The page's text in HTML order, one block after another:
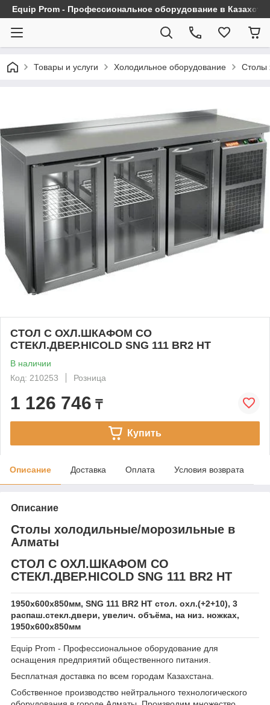
Equip Prom - Профессиональное оборудование в
Товары и услуги Холодильное оборудование Столы
СТОЛ C ОХЛ.ШКАФОМ СО
СТЕКЛ.ДВЕР.HICOLD SNG 111 BR2 HT
В наличии
Код: 210253
Розница
1 126 746 ₸
Купить
Описание Доставка Оплата Условия возврата
Описание
Столы холодильные/морозильные в
Алматы
СТОЛ C ОХЛ.ШКАФОМ СО
СТЕКЛ.ДВЕР.HICOLD SNG 111 BR2 HT
1950х600х850мм, SNG 111 BR2 HT стол. охл.(+2+10), 3
распаш.стекл.двери, увелич. объёма, на низ. ножках,
1950х600х850мм
Equip Prom - Профессиональное оборудование для
оснащения предприятий общественного питания.
Бесплатная доставка по всем городам Казахстана.
Собственное производство нейтрального технологического